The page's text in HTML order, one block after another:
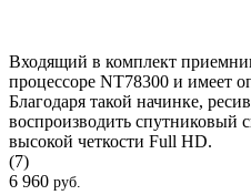
Входящий в комплект
процессоре NT78300 и имеет
Благодаря такой начинке,
воспроизводить спутниковый
высокой четкости Full HD.
(7)
6 960 руб.